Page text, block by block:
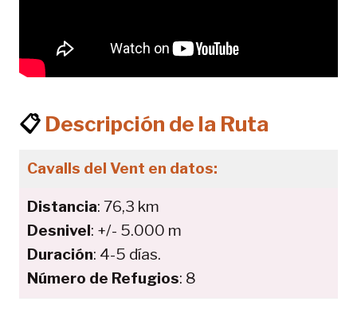
📋 Descripción de la Ruta
Cavalls del Vent en datos:
Distancia: 76,3 km
Desnivel: +/- 5.000 m
Duración: 4-5 días.
Número de Refugios: 8